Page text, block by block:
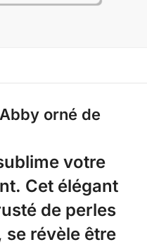
orné de
votre
Cet élégant
de perles
se révèle être